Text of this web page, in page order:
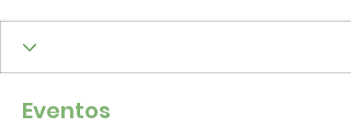
Eventos